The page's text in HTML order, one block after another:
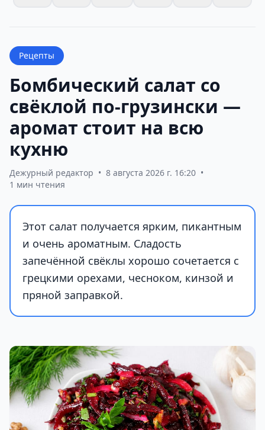
Рецепты
Бомбический салат со
свёклой по-грузински —
аромат стоит на всю
кухню
Дежурный редактор • 8 августа 2026 г. 16:20 •
1 мин чтения
Этот салат получается ярким, пикантным
и очень ароматным. Сладость
запечённой свёклы хорошо сочетается с
грецкими орехами, чесноком, кинзой и
пряной заправкой.